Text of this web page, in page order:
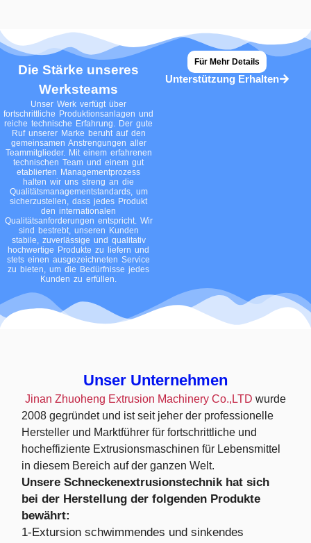
Die Stärke unseres
Werksteams
Unser Werk verfügt über
fortschrittliche Produktionsanlagen und
reiche technische Erfahrung. Der gute
Ruf unserer Marke beruht auf den
gemeinsamen Anstrengungen aller
Teammitglieder. Mit einem erfahrenen
technischen Team und einem gut
etablierten Managementprozess
halten wir uns streng an die
Qualitätsmanagementstandards, um
sicherzustellen, dass jedes Produkt
den internationalen
Qualitätsanforderungen entspricht. Wir
sind bestrebt, unseren Kunden
stabile, zuverlässige und qualitativ
hochwertige Produkte zu liefern und
stets einen ausgezeichneten Service
zu bieten, um die Bedürfnisse jedes
Kunden zu erfüllen.
Für Mehr Details
Unterstützung Erhalten
Unser Unternehmen
Jinan Zhuoheng Extrusion Machinery Co.,LTD wurde
2008 gegründet und ist seit jeher der professionelle
Hersteller und Marktführer für fortschrittliche und
hocheffiziente Extrusionsmaschinen für Lebensmittel
in diesem Bereich auf der ganzen Welt.
Unsere Schneckenextrusionstechnik hat sich
bei der Herstellung der folgenden Produkte
bewährt:
1-Extursion schwimmendes und sinkendes